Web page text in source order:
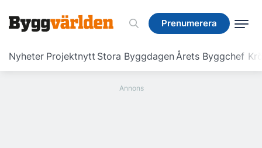
Prenumerera
Nyheter Projektnytt Stora ByggdagenÅrets Byggchef
Prenumerera